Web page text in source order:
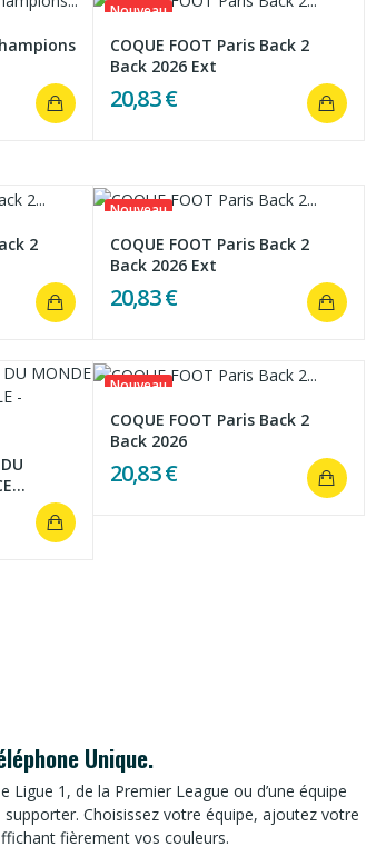
Nouveau
COQUE FOOT Paris Back 2
Back 2026 Ext
20,83 €
2
Nouveau
COQUE FOOT Paris Back 2
Back 2026 Ext
20,83 €
Nouveau
COQUE FOOT Paris Back 2
Back 2026
20,83 €
Unique.
1, de la Premier League ou d’une équipe
Choisissez votre équipe, ajoutez votre
fièrement vos couleurs.